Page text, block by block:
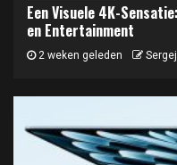
Een Visuele 4K-
en Entertainment
2 weken geleden